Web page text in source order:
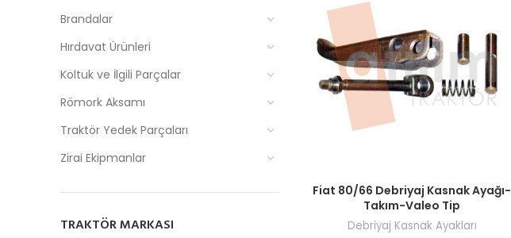
Brandalar
Hırdavat Ürünleri
Koltuk ve İlgili Parçalar
Römork Aksamı
Traktör Yedek Parçaları
Zirai Ekipmanlar
TRAKTÖR MARKASI
Fiyatları görmek için bayi girişi yapın.
Fiat 80/66 Debriyaj Kasnak Ayağı-
Takım-Valeo Tip
Debriyaj Kasnak Ayakları